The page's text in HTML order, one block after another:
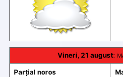
Vineri, 21 august:
Parțial noros